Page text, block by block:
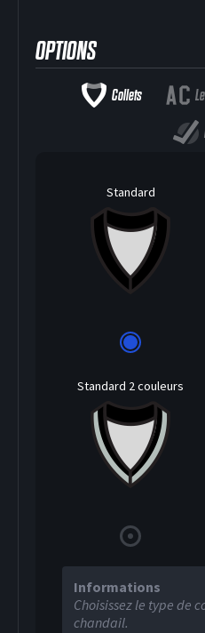
OPTIONS
Collets
Standard
Standard 2 couleurs
Informations
Choisissez le type de
chandail.